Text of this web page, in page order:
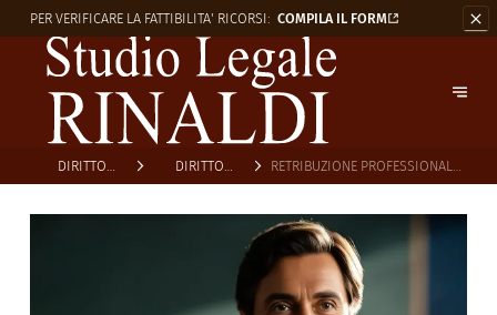
PER VERIFICARE LA FATTIBILITA' RICORSI: COMPILA IL FORM
DIRITTO
SCOLASTICO
DIRITTO
SCOLASTICO
RETRIBUZIONE PROFESSIONALE
DOCENTI